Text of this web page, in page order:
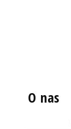
O nas